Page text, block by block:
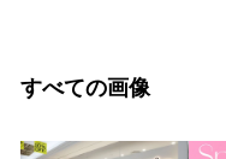
すべての画像